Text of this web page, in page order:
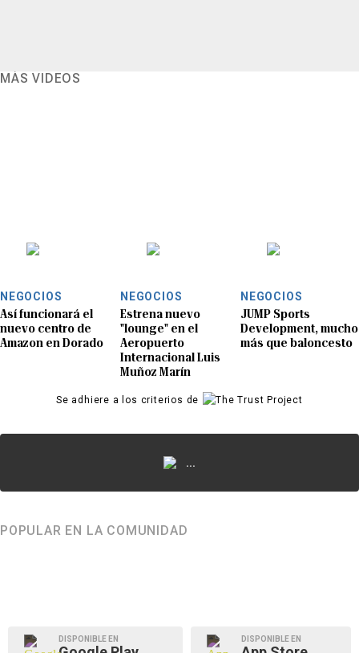
MÁS VIDEOS
NEGOCIOS
Así funcionará el
nuevo centro de
Amazon en Dorado
NEGOCIOS
Estrena nuevo
"lounge" en el
Aeropuerto
Internacional Luis
Muñoz Marín
NEGOCIOS
JUMP Sports
Development, mucho
más que baloncesto
Se adhiere a los criterios de
...
POPULAR EN LA COMUNIDAD
DISPONIBLE EN DISPONIBLE EN